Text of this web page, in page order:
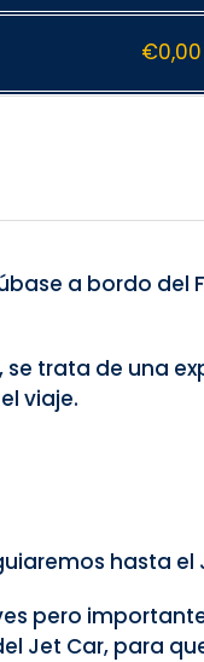
€0,00
a bordo
trata de una
viaje.
hasta el
pero
Jet Car, para